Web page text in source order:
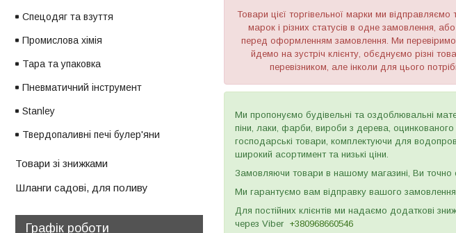
Товари цієї торгівельної марки ми
марок і різних статусів в одне замовлення,
перед оформленням замовлення. Ми
йдемо на зустріч клієнту, обєднуємо різні
перевізником, але інколи для цього
Ми пропонуємо будівельні та оздоблювальні
піни, лаки, фарби, вироби з дерева,
господарські товари, комплектуючи для
широкий асортимент та низькі ціни.
Замовляючи товари в нашому магазині, Ви точно
Ми гарантуємо вам відправку вашого
Для постійних клієнтів ми надаємо додаткові
через Viber +380968660546
Спецодяг та взуття
Промислова хімія
Тара та упаковка
Пневматичний інструмент
Stanley
Твердопаливні печі булер'яни
Товари зі знижками
Шланги садові, для поливу
Графік роботи